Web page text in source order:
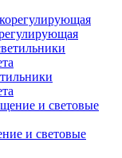
и световые